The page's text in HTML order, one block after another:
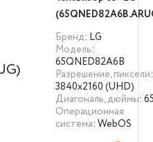
Бренд: LG
Модель:
65QNED82A6B
Разрешение, пиксели:
3840х2160 (UHD)
Диагональ, дюймы:
Операционная
система: WebOS